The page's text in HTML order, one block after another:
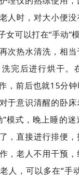
人时，对大小便
女可以打在“手动”
次热水清洗，相
完后进行烘干。
，前后也就15分
于意识清醒的卧
”模式，晚上睡的
，直接进行排便
，老人不用干预，
人，可以多在“手